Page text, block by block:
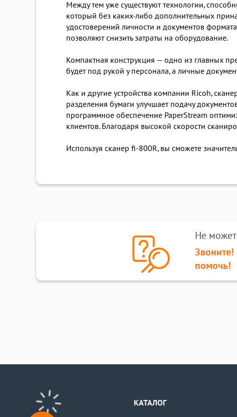
Между тем уже существуют технологии,
который без каких-либо дополнительных
удостоверений личности и документов
позволяют снизить затраты на оборудование.
Компактная конструкция — одно из главных
будет под рукой у персонала, а личные
Как и другие устройства компании Ricoh,
разделения бумаги улучшает подачу
программное обеспечение PaperStream
клиентов. Благодаря высокой скорости
Используя сканер fi-800R, вы сможете
Не
Звоните!
помочь!
КАТАЛОГ